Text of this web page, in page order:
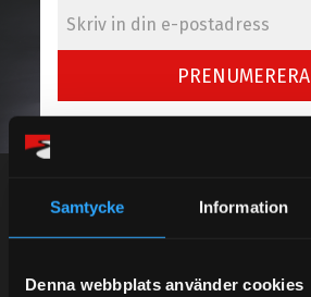
Samtycke Information
Denna webbplats använder cookies
PRENUMERERA